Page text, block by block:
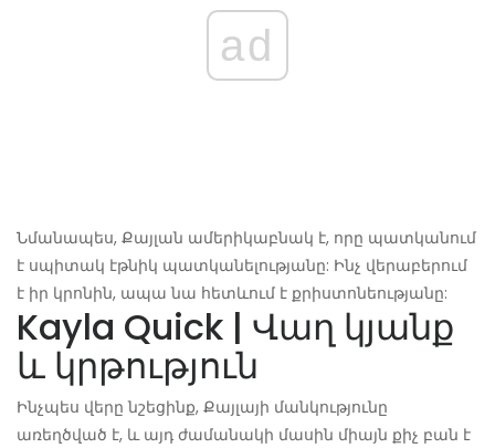
ad
Նմանապես, Քայլան ամերիկաբնակ է, որը պատկանում
է սպիտակ էթնիկ պատկանելությանը: Ինչ վերաբերում
է իր կրոնին, ապա նա հետևում է քրիստոնեությանը:
Kayla Quick | Վաղ կյանք
և կրթություն
Ինչպես վերը նշեցինք, Քայլայի մանկությունը
առեղծված է, և այդ ժամանակի մասին միայն քիչ բան է